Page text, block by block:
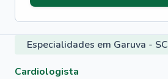
Especialidades em Garuva - SC
Cardiologista